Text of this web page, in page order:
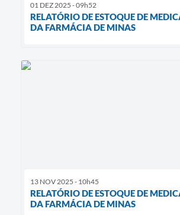
01 DEZ 2025 - 09h52
RELATÓRIO DE ESTOQUE DE
DA FARMÁCIA DE MINAS
13 NOV 2025 - 10h45
RELATÓRIO DE ESTOQUE DE
DA FARMÁCIA DE MINAS